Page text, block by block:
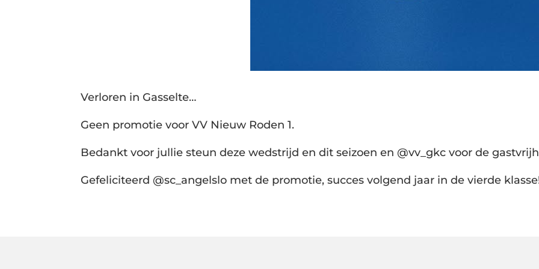
Verloren in Gasselte…
Geen promotie voor VV Nieuw Roden 1.
Bedankt voor jullie steun deze wedstrijd en dit seizoen en @vv_gkc voor de
Gefeliciteerd @sc_angelslo met de promotie, succes volgend jaar in de vierde